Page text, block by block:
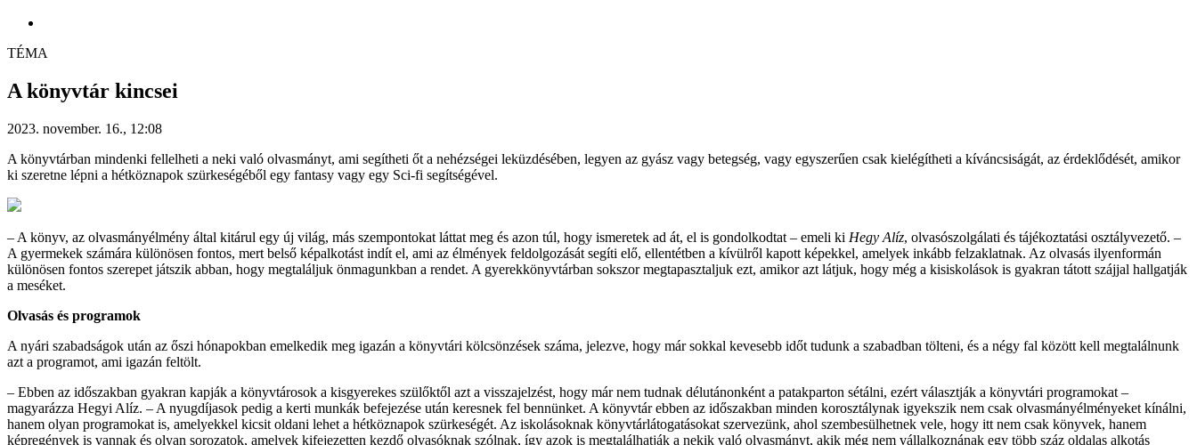
TÉMA
A könyvtár kincsei
2023. november. 16., 12:08
A könyvtárban mindenki fellelheti a neki való olvasmányt, ami segítheti őt a nehézségei leküzdésében, legyen az gyász vagy betegség, vagy egyszerűen csak kielégítheti a kíváncsiságát, az érdeklődését, amikor
ki szeretne lépni a hétköznapok szürkeségéből egy fantasy vagy egy Sci-fi segítségével.
– A könyv, az olvasmányélmény által kitárul egy új világ, más szempontokat láttat meg és azon túl, hogy ismeretek ad át, el is gondolkodtat – emeli ki Hegy Alíz, olvasószolgálati és tájékoztatási osztályvezető. –
A gyermekek számára különösen fontos, mert belső képalkotást indít el, ami az élmények feldolgozását segíti elő, ellentétben a kívülről kapott képekkel, amelyek inkább felzaklatnak. Az olvasás ilyenformán
különösen fontos szerepet játszik abban, hogy megtaláljuk önmagunkban a rendet. A gyerekkönyvtárban sokszor megtapasztaljuk ezt, amikor azt látjuk, hogy még a kisiskolások is gyakran tátott szájjal hallgatják
a meséket.
Olvasás és programok
A nyári szabadságok után az őszi hónapokban emelkedik meg igazán a könyvtári kölcsönzések száma, jelezve, hogy már sokkal kevesebb időt tudunk a szabadban tölteni, és a négy fal között kell megtalálnunk
azt a programot, ami igazán feltölt.
– Ebben az időszakban gyakran kapják a könyvtárosok a kisgyerekes szülőktől azt a visszajelzést, hogy már nem tudnak délutánonként a patakparton sétálni, ezért választják a könyvtári programokat –
magyarázza Hegyi Alíz. – A nyugdíjasok pedig a kerti munkák befejezése után keresnek fel bennünket. A könyvtár ebben az időszakban minden korosztálynak igyekszik nem csak olvasmányélményeket kínálni,
hanem olyan programokat is, amelyekkel kicsit oldani lehet a hétköznapok szürkeségét. Az iskolásoknak könyvtárlátogatásokat szervezünk, ahol szembesülhetnek vele, hogy itt nem csak könyvek, hanem
képregények is vannak és olyan sorozatok, amelyek kifejezetten kezdő olvasóknak szólnak, így azok is megtalálhatják a nekik való olvasmányt, akik még nem vállalkoznának egy több száz oldalas alkotás